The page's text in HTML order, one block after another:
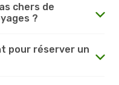
chers de
?
pour réserver un